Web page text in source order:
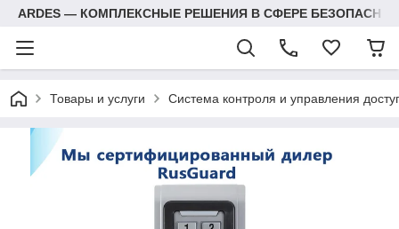
ARDES — КОМПЛЕКСНЫЕ РЕШЕНИЯ В СФЕРЕ
Товары и услуги Система контроля и управления